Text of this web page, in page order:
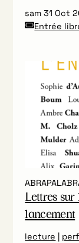
sam 31 Oct
Entrée
Lettres sur
lancement
lecture |